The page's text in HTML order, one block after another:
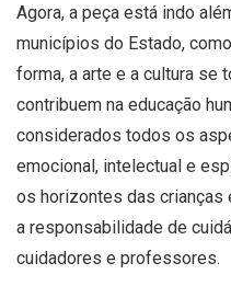
Agora, a peça está indo
municípios do Estado,
forma, a arte e a cultura se
contribuem na educação
considerados todos os
emocional, intelectual e
os horizontes das
a responsabilidade de
cuidadores e professores.